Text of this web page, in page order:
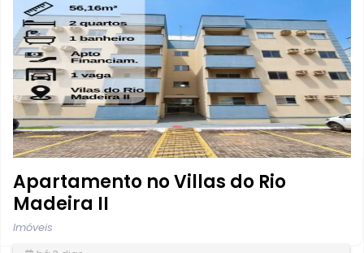
Apartamento no Villas do Rio
Madeira II
Imóveis